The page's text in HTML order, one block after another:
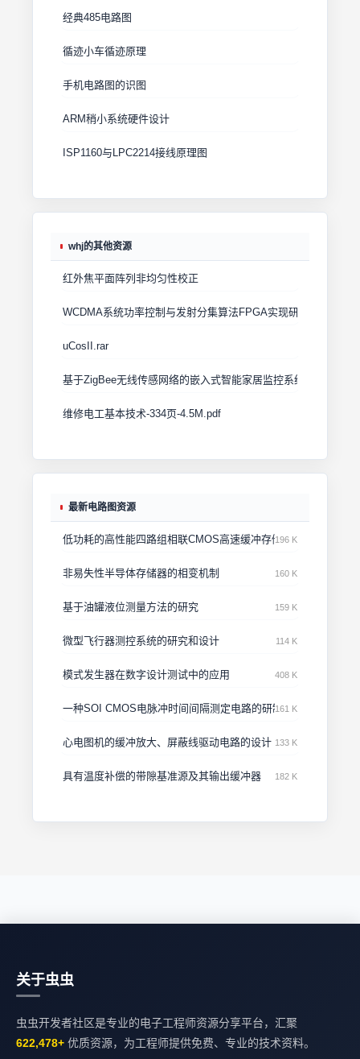
经典485电路图
循迹小车循迹原理
手机电路图的识图
ARM稍小系统硬件设计
ISP1160与LPC2214接线原理图
whj的其他资源
红外焦平面阵列非均匀性校正
WCDMA系统功率控制与发射分集算法FPGA实现研究
uCosII.rar
基于ZigBee无线传感网络的嵌入式智能家居监控系统研究.rar
维修电工基本技术-334页-4.5M.pdf
最新电路图资源
低功耗的高性能四路组相联CMOS高速缓冲存储器
196 K
非易失性半导体存储器的相变机制 160 K
基于油罐液位测量方法的研究 159 K
微型飞行器测控系统的研究和设计 114 K
模式发生器在数字设计测试中的应用 408 K
一种SOI CMOS电脉冲时间间隔测定电路的研制161 K
心电图机的缓冲放大、屏蔽线驱动电路的设计 133 K
具有温度补偿的带隙基准源及其输出缓冲器 182 K
关于虫虫
虫虫开发者社区是专业的电子工程师资源分享平台，汇聚
622,478+ 优质资源，为工程师提供免费、专业的技术资料。